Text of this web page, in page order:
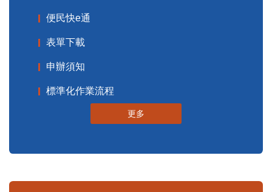
便民快e通
表單下載
申辦須知
標準化作業流程
更多